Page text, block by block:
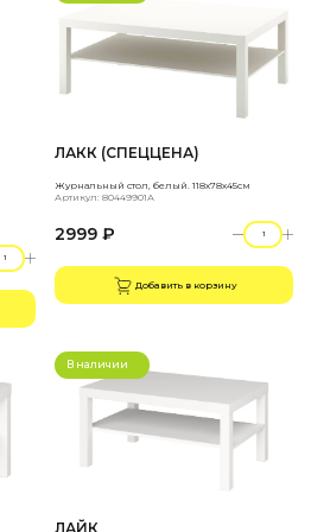
ЛАКК (СПЕЦЦЕНА)
Журнальный стол, белый. 118x78х45см
Артикул: 80449901А
2999 ₽
Добавить в корзину
В наличии
ЛАЙК